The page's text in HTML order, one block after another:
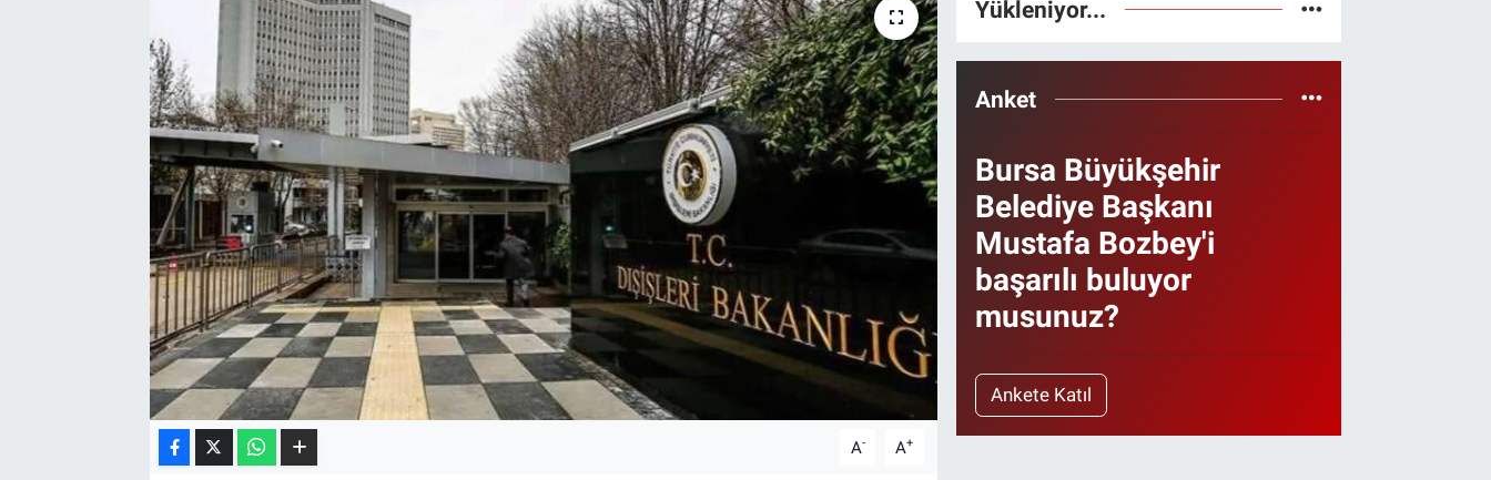
A- A+
Yükleniyor...
Anket
Bursa Büyükşehir
Belediye Başkanı
Mustafa Bozbey'i
başarılı buluyor
musunuz?
Ankete Katıl